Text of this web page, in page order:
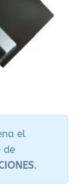
el
de
.